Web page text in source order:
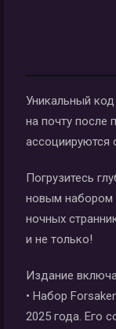
Уникальный
на почту после
ассоциируются
Погрузитесь
новым набором
ночных
и не только!
Издание
• Набор
2025 года. Его